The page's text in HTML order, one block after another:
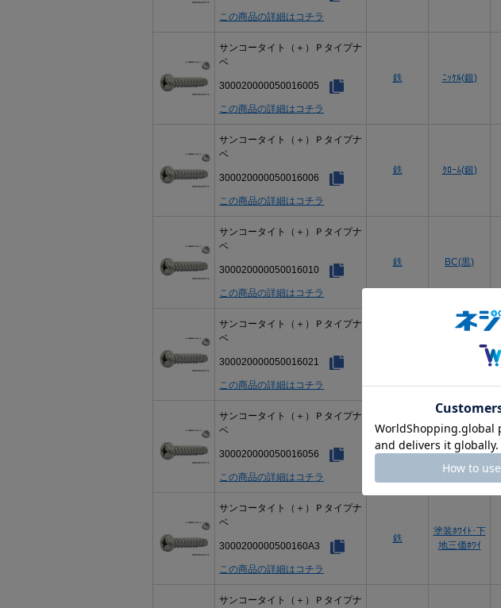
この商品の詳細はコチラ
サンコータイト（＋）Ｐタイプナ
ベ
300020000050016005
この商品の詳細はコチラ
鉄 ﾆｯｹﾙ(銀)
サンコータイト（＋）Ｐタイプナ
ベ
300020000050016006
この商品の詳細はコチラ
鉄 ｸﾛｰﾑ(銀)
サンコータイト（＋）Ｐタイプナ
ベ
300020000050016010
この商品の詳細はコチラ
鉄 BC(黒)
サンコータイト（＋）Ｐタイプナ
ベ
300020000050016021
この商品の詳細はコチラ
黒ﾆｯｹﾙ(黒
サンコータイト（＋）Ｐタイプナ
ベ
300020000050016056
この商品の詳細はコチラ
鉄
三価ｽﾃﾝｺｰﾄ
(銀)
サンコータイト（＋）Ｐタイプナ
ベ
3000200000500160A3
この商品の詳細はコチラ
鉄
塗装ﾎﾜｲﾄ･下
地三価ﾎﾜｲ
サンコータイト（＋）Ｐタイプナ